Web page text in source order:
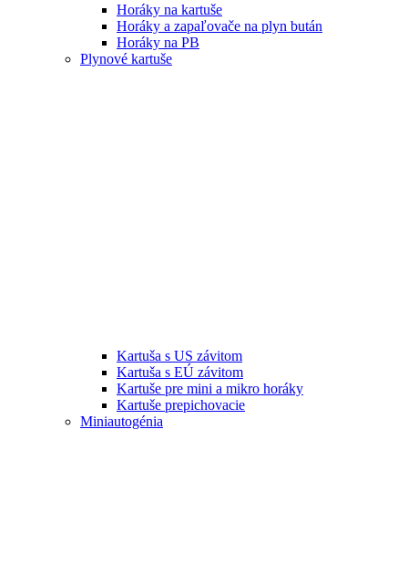
Horáky na kartuše
Horáky a zapaľovače na plyn bután
Horáky na PB
Plynové kartuše
Kartuša s US závitom
Kartuša s EÚ závitom
Kartuše pre mini a mikro horáky
Kartuše prepichovacie
Miniautogénia